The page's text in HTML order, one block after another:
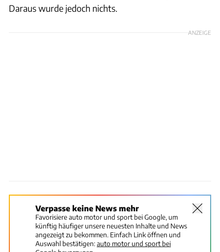
Daraus wurde jedoch nichts.
ANZEIGE
Verpasse keine News mehr
Favorisiere auto motor und sport bei Google, um
künftig häufiger unsere neuesten Inhalte und News
angezeigt zu bekommen. Einfach Link öffnen und
Auswahl bestätigen:auto motor und sport bei